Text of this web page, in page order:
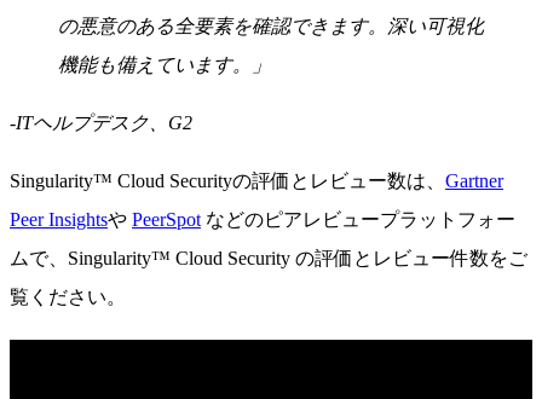
の悪意のある全要素を確認できます。深い可視化
機能も備えています。」
-ITヘルプデスク、G2
Singularity™ Cloud Securityの評価とレビュー数は、 Gartner
Peer Insightsや PeerSpot などのピアレビュープラットフォー
ムで、Singularity™ Cloud Security の評価とレビュー件数をご
覧ください。